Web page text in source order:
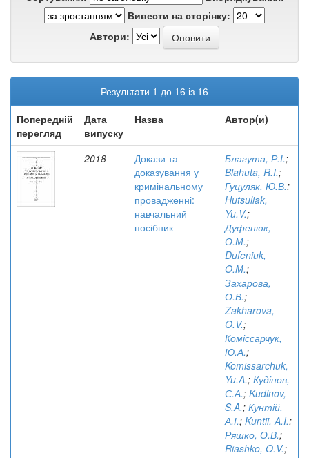
Вивести на сторінку:
Автори:
Результати 1 до 16 із 16
Попередній
перегляд
Дата
випуску
Назва Автор(и)
2018
Докази та
доказування у
кримінальному
провадженні:
навчальний
посібник
Благута, Р.І.;
Blahuta, R.I.;
Гуцуляк, Ю.В.;
Hutsuliak,
Yu.V.;
Дуфенюк,
О.М.;
Dufeniuk,
O.M.;
Захарова,
О.В.;
Zakharova,
O.V.;
Коміссарчук,
Ю.А.;
Komissarchuk,
Yu.A.; Кудінов,
С.А.; Kudinov,
S.A.; Кунтій,
А.І.; Kuntii, A.I.;
Ряшко, О.В.;
Riashko, O.V.;